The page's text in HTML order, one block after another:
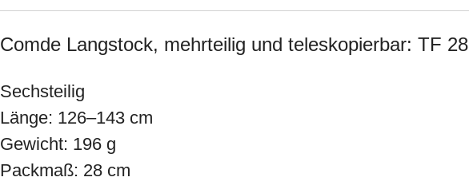
Comde Langstock, mehrteilig und teleskopierbar: TF 28
Sechsteilig
Länge: 126–143 cm
Gewicht: 196 g
Packmaß: 28 cm